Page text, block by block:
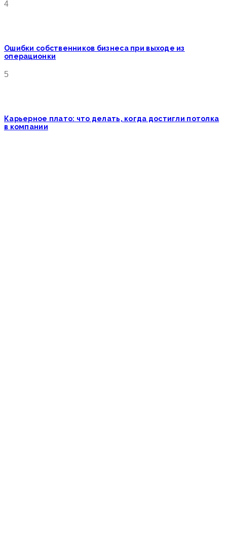
4
Ошибки собственников бизнеса при выходе из
операционки
5
Карьерное плато: что делать, когда достигли потолка
в компании